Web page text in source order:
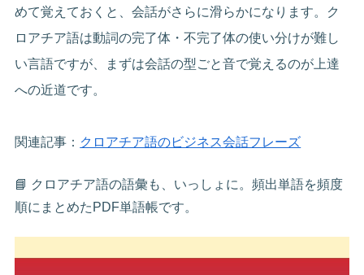
めて覚えておくと、会話がさらに滑らかになります。ク
ロアチア語は動詞の完了体・不完了体の使い分けが難し
い言語ですが、まずは会話の型ごと音で覚えるのが上達
への近道です。
関連記事： クロアチア語のビジネス会話フレーズ
📘 クロアチア語の語彙も、いっしょに。頻出単語を頻度
順にまとめたPDF単語帳です。